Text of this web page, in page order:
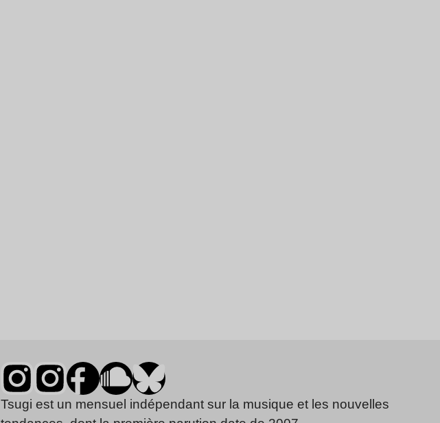
Tsugi est un mensuel indépendant sur la musique et les nouvelles